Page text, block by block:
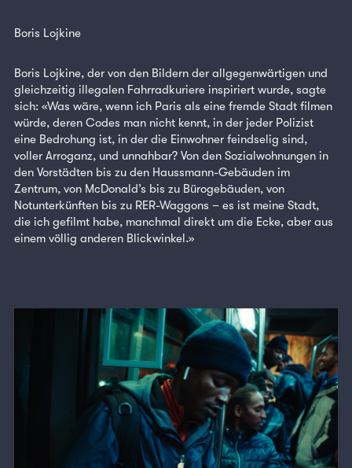
Boris Lojkine
Boris Lojkine, der von den Bildern der allgegenwärtigen und
gleichzeitig illegalen Fahrradkuriere inspiriert wurde, sagte
sich: «Was wäre, wenn ich Paris als eine fremde Stadt filmen
würde, deren Codes man nicht kennt, in der jeder Polizist
eine Bedrohung ist, in der die Einwohner feindselig sind,
voller Arroganz, und unnahbar? Von den Sozialwohnungen in
den Vorstädten bis zu den Haussmann-Gebäuden im
Zentrum, von McDonald’s bis zu Bürogebäuden, von
Notunterkünften bis zu RER-Waggons – es ist meine Stadt,
die ich gefilmt habe, manchmal direkt um die Ecke, aber aus
einem völlig anderen Blickwinkel.»